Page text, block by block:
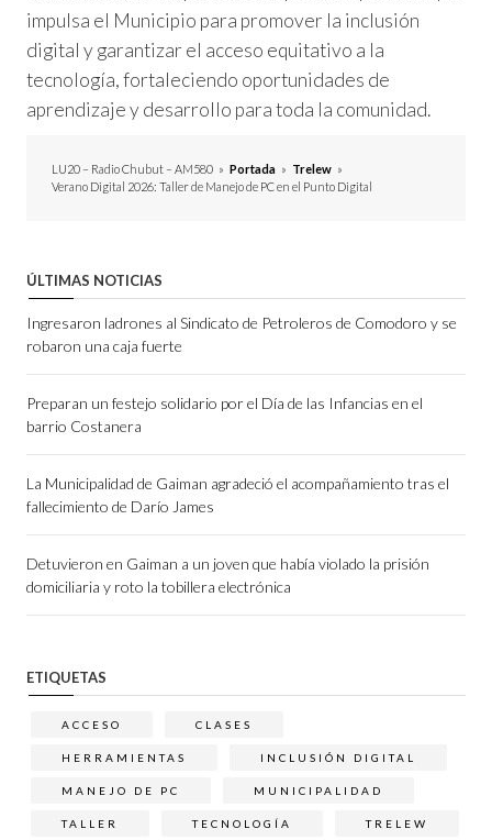
impulsa el Municipio para promover la inclusión
digital y garantizar el acceso equitativo a la
tecnología, fortaleciendo oportunidades de
aprendizaje y desarrollo para toda la comunidad.
LU20 – Radio Chubut – AM580 » Portada » Trelew »
Verano Digital 2026: Taller de Manejo de PC en el Punto Digital
ÚLTIMAS NOTICIAS
Ingresaron ladrones al Sindicato de Petroleros de Comodoro y se
robaron una caja fuerte
Preparan un festejo solidario por el Día de las Infancias en el
barrio Costanera
La Municipalidad de Gaiman agradeció el acompañamiento tras el
fallecimiento de Darío James
Detuvieron en Gaiman a un joven que había violado la prisión
domiciliaria y roto la tobillera electrónica
ETIQUETAS
ACCESO CLASES
HERRAMIENTAS INCLUSIÓN DIGITAL
MANEJO DE PC MUNICIPALIDAD
TALLER TECNOLOGÍA TRELEW